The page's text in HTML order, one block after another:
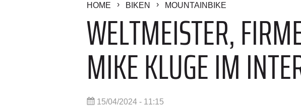
HOME BIKEN MOUNTAINBIKE
WELTMEISTER,
MIKE ­KLUGE IM
15/04/2024 - 11:15